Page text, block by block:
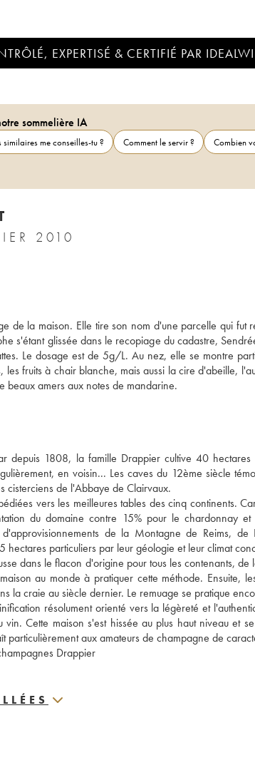
EXPERTISÉ & CERTIFIÉ PAR
sommelière IA
similaires me conseilles-tu ? Comment le servir ?
Combien
2010
de la maison. Elle tire son nom d'une parcelle qui
s'étant glissée dans le recopiage du cadastre,
Le dosage est de 5g/L. Au nez, elle se montre
les fruits à chair blanche, mais aussi la cire d'abeille,
beaux amers aux notes de mandarine.
depuis 1808, la famille Drappier cultive 40
en voisin... Les caves du 12ème siècle
cisterciens de l'Abbaye de Clairvaux.
vers les meilleures tables des cinq continents.
du domaine contre 15% pour le chardonnay
de la Montagne de Reims, de
hectares particuliers par leur géologie et leur climat
dans le flacon d'origine pour tous les contenants, de
au monde à pratiquer cette méthode. Ensuite,
la craie au siècle dernier. Le remuage se pratique
résolument orienté vers la légèreté et
Cette maison s'est hissée au plus haut niveau et
particulièrement aux amateurs de champagne de
Drappier